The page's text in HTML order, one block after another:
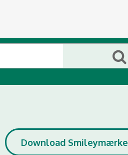
Download Smileymærke